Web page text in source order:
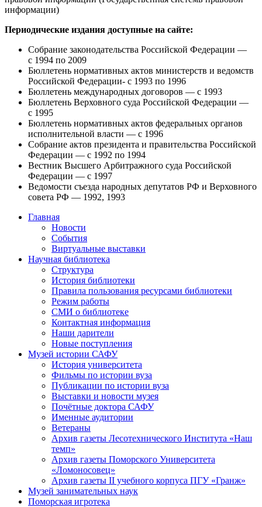
информации)
Периодические издания доступные на сайте:
Собрание законодательства Российской Федерации —
c 1994 по 2009
Бюллетень нормативных актов министерств и ведомств
Российской Федерации- с 1993 по 1996
Бюллетень международных договоров — с 1993
Бюллетень Верховного суда Российской Федерации —
с 1995
Бюллетень нормативных актов федеральных органов
исполнительной власти — с 1996
Собрание актов президента и правительства Российской
Федерации — с 1992 по 1994
Вестник Высшего Арбитражного суда Российской
Федерации — с 1997
Ведомости съезда народных депутатов РФ и Верховного
совета РФ — 1992, 1993
Главная
Новости
События
Виртуальные выставки
Научная библиотека
Структура
История библиотеки
Правила пользования ресурсами библиотеки
Режим работы
СМИ о библиотеке
Контактная информация
Наши дарители
Новые поступления
Музей истории САФУ
История университета
Фильмы по истории вуза
Публикации по истории вуза
Выставки и новости музея
Почётные доктора САФУ
Именные аудитории
Ветераны
Архив газеты Лесотехнического Института «Наш
темп»
Архив газеты Поморского Университета
«Ломоносовец»
Архив газеты II учебного корпуса ПГУ «Гранж»
Музей занимательных наук
Поморская игротека